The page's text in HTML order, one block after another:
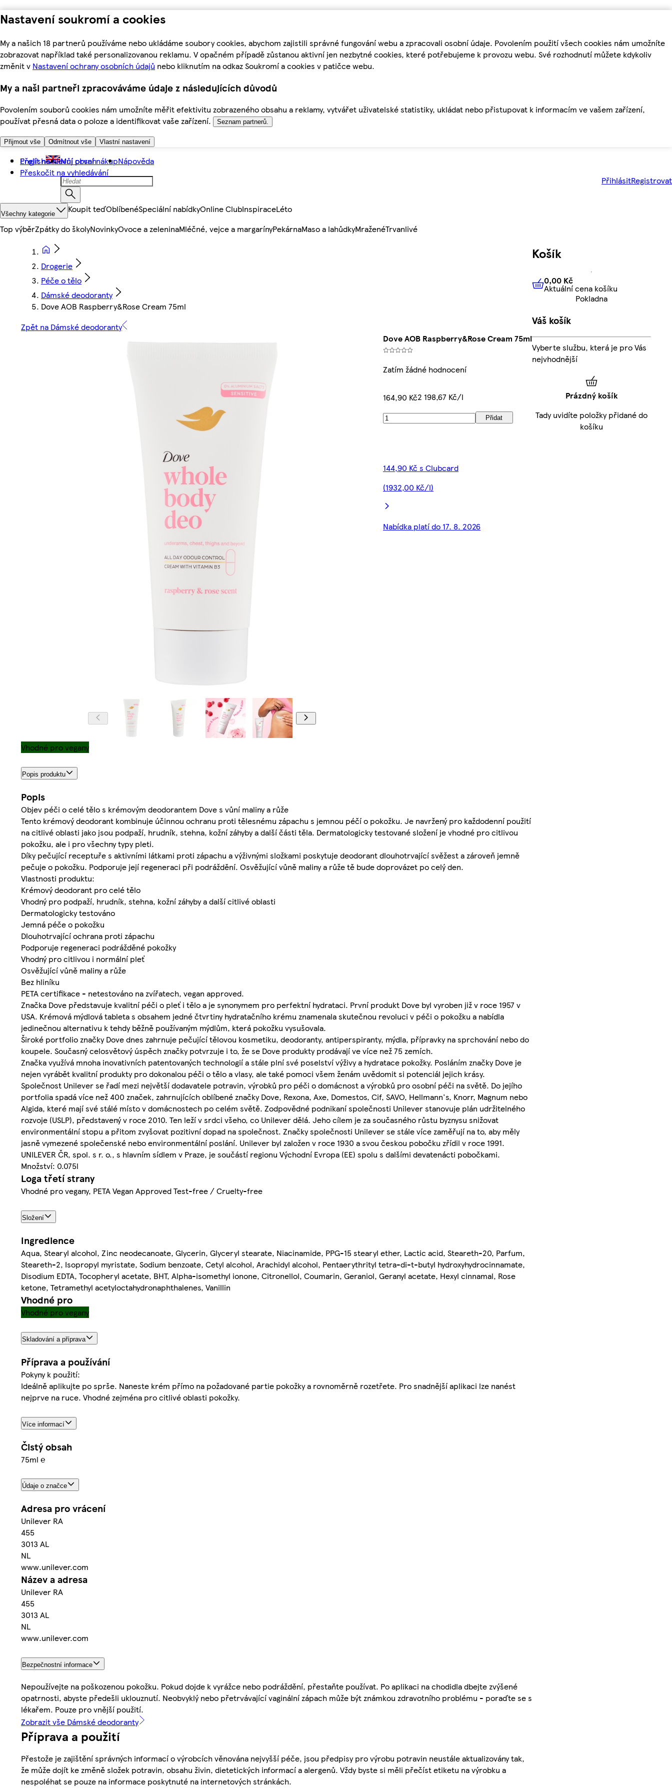
Nastavení soukromí a cookies
My a našich 18 partnerů používáme nebo ukládáme soubory cookies, abychom zajistili správné fungování webu a zpracovali osobní údaje. Povolením použití všech cookies nám umožníte
zobrazovat například také personalizovanou reklamu. V opačném případě zůstanou aktivní jen nezbytné cookies, které potřebujeme k provozu webu. Své rozhodnutí můžete kdykoliv
změnit v Nastavení ochrany osobních údajů nebo kliknutím na odkaz Soukromí a cookies v patičce webu.
My a naši partneři zpracováváme údaje z následujících důvodů
Povolením souborů cookies nám umožníte měřit efektivitu zobrazeného obsahu a reklamy, vytvářet uživatelské statistiky, ukládat nebo přistupovat k informacím ve vašem zařízení,
používat přesná data o poloze a identifikovat vaše zařízení.
Seznam partnerů.
Přijmout vše Odmítnout vše Vlastní nastavení
Přejít na hlavní obsah
Přeskočit na vyhledávání
English Můj první nákupNápověda
PřihlásitRegistrovat
Všechny kategorie Koupit teďOblíbenéSpeciální nabídkyOnline ClubInspiraceLéto
Top výběrZpátky do školyNovinkyOvoce a zeleninaMléčné, vejce a margarínyPekárnaMaso a lahůdkyMraženéTrvanlivé
Drogerie
Péče o tělo
Dámské deodoranty
Dove AOB Raspberry&Rose Cream 75ml
Zpět na Dámské deodoranty
Dove AOB Raspberry&Rose Cream 75ml
Zatím žádné hodnocení
164,90 Kč2 198,67 Kč/l
Přidat
144,90 Kč s Clubcard
(1932,00 Kč/l)
Nabídka platí do 17. 8. 2026
Vhodné pro vegany
Popis produktu
Popis
Objev péči o celé tělo s krémovým deodorantem Dove s vůní maliny a růže
Tento krémový deodorant kombinuje účinnou ochranu proti tělesnému zápachu s jemnou péčí o pokožku. Je navržený pro každodenní použití
na citlivé oblasti jako jsou podpaží, hrudník, stehna, kožní záhyby a další části těla. Dermatologicky testované složení je vhodné pro citlivou
pokožku, ale i pro všechny typy pleti.
Díky pečující receptuře s aktivními látkami proti zápachu a výživnými složkami poskytuje deodorant dlouhotrvající svěžest a zároveň jemně
pečuje o pokožku. Podporuje její regeneraci při podráždění. Osvěžující vůně maliny a růže tě bude doprovázet po celý den.
Vlastnosti produktu:
Krémový deodorant pro celé tělo
Vhodný pro podpaží, hrudník, stehna, kožní záhyby a další citlivé oblasti
Dermatologicky testováno
Jemná péče o pokožku
Dlouhotrvající ochrana proti zápachu
Podporuje regeneraci podrážděné pokožky
Vhodný pro citlivou i normální pleť
Osvěžující vůně maliny a růže
Bez hliníku
PETA certifikace - netestováno na zvířatech, vegan approved.
Značka Dove představuje kvalitní péči o pleť i tělo a je synonymem pro perfektní hydrataci. První produkt Dove byl vyroben již v roce 1957 v
USA. Krémová mýdlová tableta s obsahem jedné čtvrtiny hydratačního krému znamenala skutečnou revoluci v péči o pokožku a nabídla
jedinečnou alternativu k tehdy běžně používaným mýdlům, která pokožku vysušovala.
Široké portfolio značky Dove dnes zahrnuje pečující tělovou kosmetiku, deodoranty, antiperspiranty, mýdla, přípravky na sprchování nebo do
koupele. Současný celosvětový úspěch značky potvrzuje i to, že se Dove produkty prodávají ve více než 75 zemích.
Značka využívá mnoha inovativních patentovaných technologií a stále plní své poselství výživy a hydratace pokožky. Posláním značky Dove je
nejen vyrábět kvalitní produkty pro dokonalou péči o tělo a vlasy, ale také pomoci všem ženám uvědomit si potenciál jejich krásy.
Společnost Unilever se řadí mezi největší dodavatele potravin, výrobků pro péči o domácnost a výrobků pro osobní péči na světě. Do jejího
portfolia spadá více než 400 značek, zahrnujících oblíbené značky Dove, Rexona, Axe, Domestos, Cif, SAVO, Hellmann's, Knorr, Magnum nebo
Algida, které mají své stálé místo v domácnostech po celém světě. Zodpovědné podnikaní společnosti Unilever stanovuje plán udržitelného
rozvoje (USLP), představený v roce 2010. Ten leží v srdci všeho, co Unilever dělá. Jeho cílem je za současného růstu byznysu snižovat
environmentální stopu a přitom zvyšovat pozitivní dopad na společnost. Značky společnosti Unilever se stále více zaměřují na to, aby měly
jasně vymezené společenské nebo environmentální poslání. Unilever byl založen v roce 1930 a svou českou pobočku zřídil v roce 1991.
UNILEVER ČR, spol. s r. o., s hlavním sídlem v Praze, je součástí regionu Východní Evropa (EE) spolu s dalšími devatenácti pobočkami.
Množství: 0.075l
Loga třetí strany
Vhodné pro vegany, PETA Vegan Approved Test-free / Cruelty-free
Složení
Ingredience
Aqua, Stearyl alcohol, Zinc neodecanoate, Glycerin, Glyceryl stearate, Niacinamide, PPG-15 stearyl ether, Lactic acid, Steareth-20, Parfum,
Steareth-2, Isopropyl myristate, Sodium benzoate, Cetyl alcohol, Arachidyl alcohol, Pentaerythrityl tetra-di-t-butyl hydroxyhydrocinnamate,
Disodium EDTA, Tocopheryl acetate, BHT, Alpha-isomethyl ionone, Citronellol, Coumarin, Geraniol, Geranyl acetate, Hexyl cinnamal, Rose
ketone, Tetramethyl acetyloctahydronaphthalenes, Vanillin
Vhodné pro
Vhodné pro vegany
Skladování a příprava
Příprava a používání
Pokyny k použití:
Ideálně aplikujte po sprše. Naneste krém přímo na požadované partie pokožky a rovnoměrně rozetřete. Pro snadnější aplikaci lze nanést
nejprve na ruce. Vhodné zejména pro citlivé oblasti pokožky.
Více informací
Čistý obsah
75ml ℮
Údaje o značce
Adresa pro vrácení
Unilever RA
455
3013 AL
NL
www.unilever.com
Název a adresa
Unilever RA
455
3013 AL
NL
www.unilever.com
Bezpečnostní informace
Nepoužívejte na poškozenou pokožku. Pokud dojde k vyrážce nebo podráždění, přestaňte používat. Po aplikaci na chodidla dbejte zvýšené
opatrnosti, abyste předešli uklouznutí. Neobvyklý nebo přetrvávající vaginální zápach může být známkou zdravotního problému - poraďte se s
lékařem. Pouze pro vnější použití.
Zobrazit vše Dámské deodoranty
Příprava a použití
Přestože je zajištění správných informací o výrobcích věnována nejvyšší péče, jsou předpisy pro výrobu potravin neustále aktualizovány tak,
že může dojít ke změně složek potravin, obsahu živin, dietetických informací a alergenů. Vždy byste si měli přečíst etiketu na výrobku a
nespoléhat se pouze na informace poskytnuté na internetových stránkách.
Košík
0,00 KčAktuální cena košíku
0,00 Kč
Aktuální cena košíku
Pokladna
Váš košík
Vyberte službu, která je pro Vás
nejvhodnější
Prázdný košík
Tady uvidíte položky přidané do
košíku